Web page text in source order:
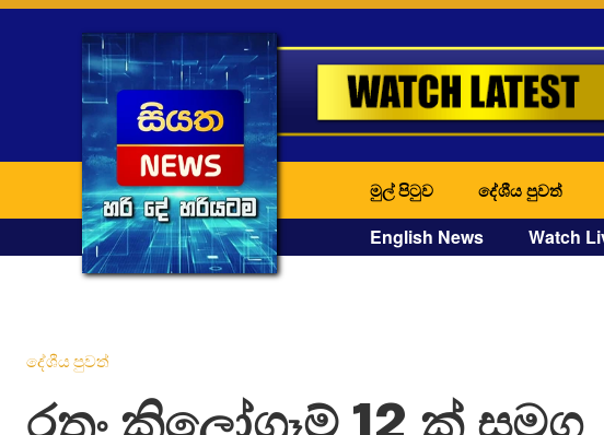
මුල් පිටුව දේශීය පුවත්
English News Watch
දේශීය පුවත්